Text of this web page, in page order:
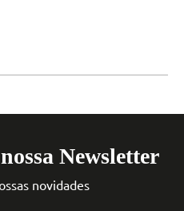
Newsletter
novidades